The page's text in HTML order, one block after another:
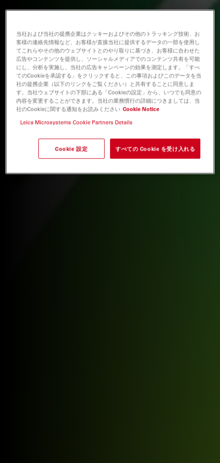
当社および当社の提携企業はクッキーおよびその他のトラッキング技術、お
客様の連絡先情報など、お客様が直接当社に提供するデータの一部を使用し
てこれらやその他のウェブサイトとのやり取りに基づき、お客様に合わせた
広告やコンテンツを提供し、ソーシャルメディアでのコンテンツ共有を可能
にし、分析を実施し、当社の広告キャンペーンの効果を測定します。「すべ
てのCookieを承認する」をクリックすると、この事項およびこのデータを当
社の提携企業（以下のリンクをご覧ください）と共有することに同意しま
す。当社ウェブサイトの下部にある「Cookieの設定」から、いつでも同意の
内容を変更することができます。当社の業務慣行の詳細につきましては、当
社のCookieに関する通知をお読みください Cookie Notice
Leica Microsystems Cookie Partners Details
Cookie 設定 すべての Cookie を受け入れる